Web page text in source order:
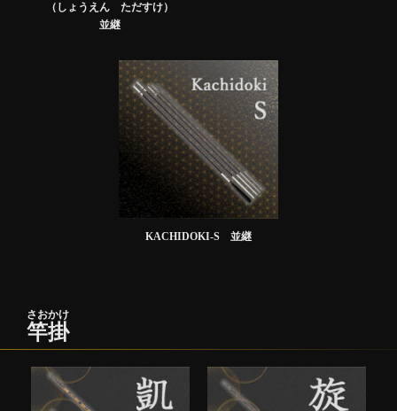
（しょうえん ただすけ）
並継
KACHIDOKI-S 並継
竿掛
さおかけ